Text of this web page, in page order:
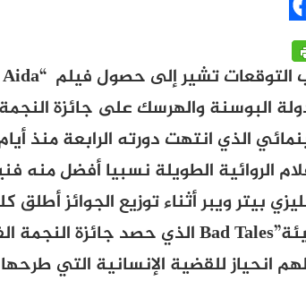
التوقعات تشير إلى حصول فيلم “Quo Vadis, Aida”
البوسنة والهرسك على جائزة
الذي انتهت دورته الرابعة منذ
الروائية الطويلة نسبيا أفضل منه
بيتر ويبر أثناء توزيع الجوائز
Bad Talesالذي حصد جائزة النجمة
انحياز للقضية الإنسانية التي